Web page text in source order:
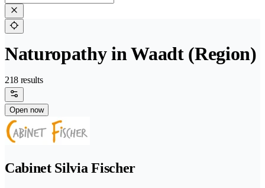
Naturopathy in Waadt (Region)
218 results
Open now
Cabinet Silvia Fischer